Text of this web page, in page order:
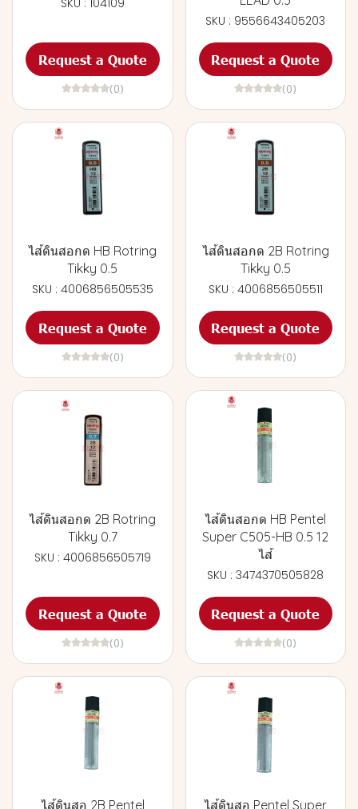
SKU : 104109
Request a Quote
(0)
SKU : 9556643405203
Request a Quote
(0)
ไส้ดินสอกด HB Rotring
Tikky 0.5
SKU : 4006856505535
Request a Quote
(0)
ไส้ดินสอกด 2B Rotring
Tikky 0.5
SKU : 4006856505511
Request a Quote
(0)
ไส้ดินสอกด 2B Rotring
Tikky 0.7
SKU : 4006856505719
Request a Quote
(0)
ไส้ดินสอกด HB Pentel
Super C505-HB 0.5 12
ไส้
SKU : 3474370505828
Request a Quote
(0)
ไส้ดินสอ 2B Pentel ไส้ดินสอ Pentel Super